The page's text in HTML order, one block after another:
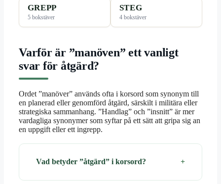
GREPP
5 bokstäver
STEG
4 bokstäver
Varför är ”manöven” ett vanligt
svar för åtgärd?
Ordet ”manöver” används ofta i korsord som synonym till
en planerad eller genomförd åtgärd, särskilt i militära eller
strategiska sammanhang. ”Handlag” och ”insnitt” är mer
vardagliga synonymer som syftar på ett sätt att gripa sig an
en uppgift eller ett ingrepp.
Vad betyder ”åtgärd” i korsord?